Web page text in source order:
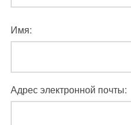
Имя:
Адрес электронной почты: